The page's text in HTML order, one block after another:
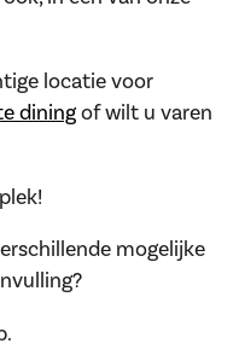
locatie voor
dining of wilt u varen
mogelijke